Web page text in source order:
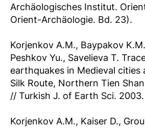
Archäologisches Institut.
Orient-Archäologie. Bd. 23).
Korjenkov A.M., Baypakov
Peshkov Yu., Savelieva T.
earthquakes in Medieval cities
Silk Route, Northern Tien
// Turkish J. of Earth Sci. 2003.
Korjenkov A.M., Kaiser D.,